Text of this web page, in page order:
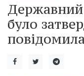
Державний
було